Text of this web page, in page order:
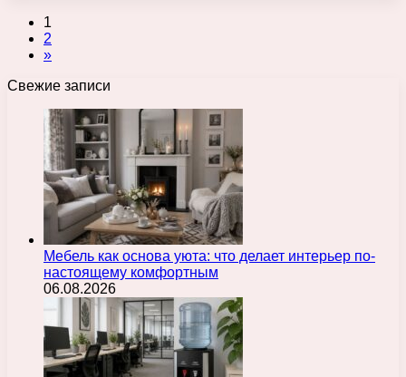
1
2
»
Свежие записи
Мебель как основа уюта: что делает интерьер по-
настоящему комфортным
06.08.2026